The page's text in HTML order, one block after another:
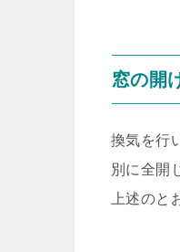
窓の開
換気を行
別に全開
上述のと